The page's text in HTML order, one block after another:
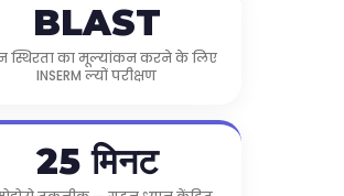
BLAST
स्थिरता का मूल्यांकन करने के लिए
INSERM ल्यों परीक्षण
25 मिनट